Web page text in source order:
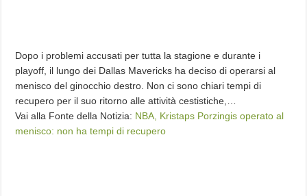
Dopo i problemi accusati per tutta la stagione e durante i
playoff, il lungo dei Dallas Mavericks ha deciso di operarsi al
menisco del ginocchio destro. Non ci sono chiari tempi di
recupero per il suo ritorno alle attività cestistiche,…
Vai alla Fonte della Notizia: NBA, Kristaps Porzingis operato al
menisco: non ha tempi di recupero